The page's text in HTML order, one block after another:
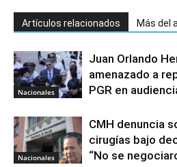
Artículos relacionados Más del
Nacionales
Juan Orlando
amenazado a
PGR en
Nacionales
CMH denuncia
cirugías bajo
“No se